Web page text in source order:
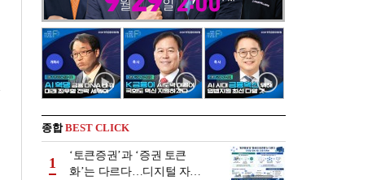
종합BEST CLICK
1
‘토큰증권’과 ‘증권 토큰
화’는 다르다…디지털 자본